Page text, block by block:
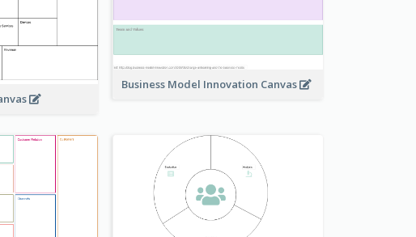
Business Model Innovation Canvas